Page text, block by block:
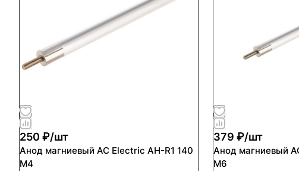
250 ₽/шт
Анод магниевый AC Electric AH-R1 140
М4
379 ₽/шт
Анод магниевый
М6